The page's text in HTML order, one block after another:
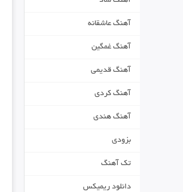
آهنگ عاشقانه
آهنگ غمگین
آهنگ قدیمی
آهنگ کردی
آهنگ هندی
بزودی
تک آهنگ
دانلود ریمیکس